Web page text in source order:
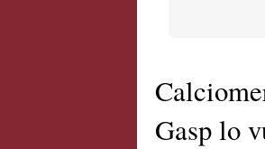
Gasp lo